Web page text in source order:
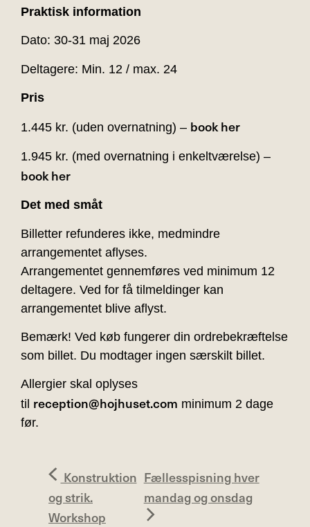
Praktisk information
Dato: 30-31 maj 2026
Deltagere: Min. 12 / max. 24
Pris
1.445 kr. (uden overnatning) – book her
1.945 kr. (med overnatning i enkeltværelse) –
book her
Det med småt
Billetter refunderes ikke, medmindre
arrangementet aflyses.
Arrangementet gennemføres ved minimum 12
deltagere. Ved for få tilmeldinger kan
arrangementet blive aflyst.
Bemærk! Ved køb fungerer din ordrebekræftelse
som billet. Du modtager ingen særskilt billet.
Allergier skal oplyses
til reception@hojhuset.com minimum 2 dage
før.
Konstruktion
og strik.
Workshop
Fællesspisning hver
mandag og onsdag